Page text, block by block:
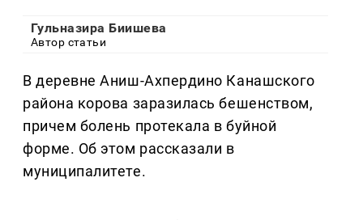
Гульназира Биишева
Автор статьи
В деревне Аниш-Ахпердино Канашского
района корова заразилась бешенством,
причем болень протекала в буйной
форме. Об этом рассказали в
муниципалитете.